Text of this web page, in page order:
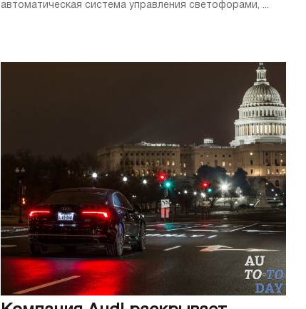
автоматическая система управления светофорами, ...